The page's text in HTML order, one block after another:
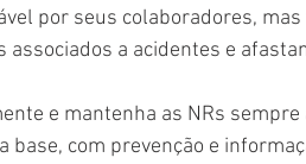
por seus colaboradores,
a acidentes e
e mantenha as NRs sempre
com prevenção e